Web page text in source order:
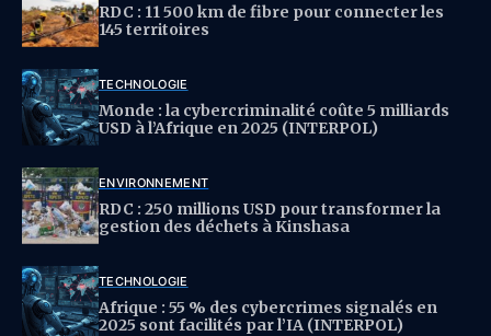
RDC : 11 500 km de fibre pour connecter les
145 territoires
TECHNOLOGIE
Monde : la cybercriminalité coûte 5 milliards
USD à l’Afrique en 2025 (INTERPOL)
ENVIRONNEMENT
RDC : 250 millions USD pour transformer la
gestion des déchets à Kinshasa
TECHNOLOGIE
Afrique : 55 % des cybercrimes signalés en
2025 sont facilités par l’IA (INTERPOL)